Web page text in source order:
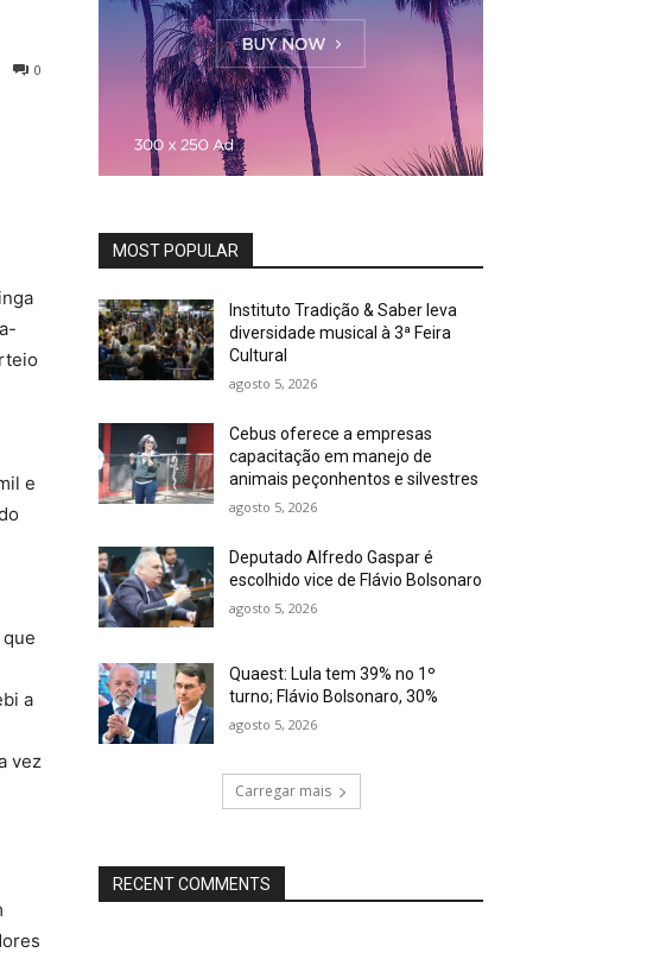
0
e
a
vez
MOST POPULAR
Instituto Tradição & Saber leva
diversidade musical à 3ª Feira
Cultural
agosto 5, 2026
Cebus oferece a empresas
capacitação em manejo de
animais peçonhentos e silvestres
agosto 5, 2026
Deputado Alfredo Gaspar é
escolhido vice de Flávio Bolsonaro
agosto 5, 2026
Quaest: Lula tem 39% no 1º
turno; Flávio Bolsonaro, 30%
agosto 5, 2026
Carregar mais
RECENT COMMENTS